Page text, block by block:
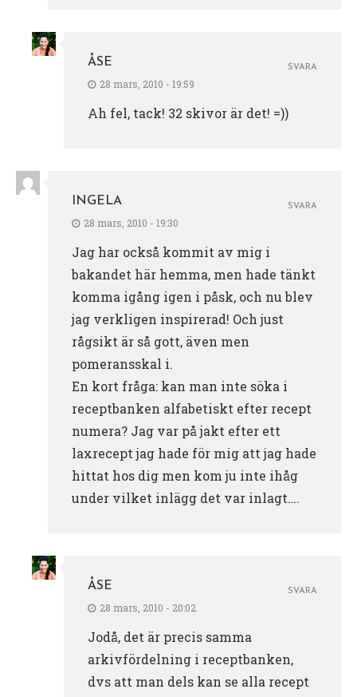
ÅSE
28 mars, 2010 - 19:59
Ah fel, tack! 32 skivor är det! =))
SVARA
INGELA
28 mars, 2010 - 19:30
Jag har också kommit av mig i
bakandet här hemma, men hade tänkt
komma igång igen i påsk, och nu blev
jag verkligen inspirerad! Och just
rågsikt är så gott, även men
pomeransskal i.
En kort fråga: kan man inte söka i
receptbanken alfabetiskt efter recept
numera? Jag var på jakt efter ett
laxrecept jag hade för mig att jag hade
hittat hos dig men kom ju inte ihåg
under vilket inlägg det var inlagt….
SVARA
ÅSE
28 mars, 2010 - 20:02
Jodå, det är precis samma
arkivfördelning i receptbanken,
dvs att man dels kan se alla recept
SVARA